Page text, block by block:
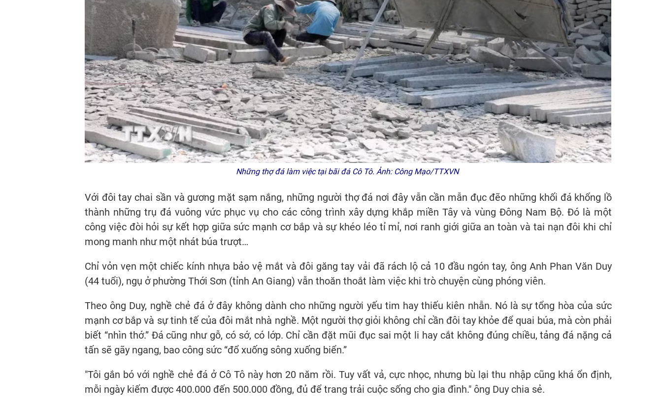
Những thợ đá làm việc tại bãi đá Cô Tô. Ảnh: Công Mạo/TTXVN
Với đôi tay chai sần và gương mặt sạm nắng, những người thợ đá nơi đây vẫn cần mẫn đục đẽo những khối đá khổng lồ
thành những trụ đá vuông vức phục vụ cho các công trình xây dựng khắp miền Tây và vùng Đông Nam Bộ. Đó là một
công việc đòi hỏi sự kết hợp giữa sức mạnh cơ bắp và sự khéo léo tỉ mỉ, nơi ranh giới giữa an toàn và tai nạn đôi khi chỉ
mong manh như một nhát búa trượt…
Chỉ vỏn vẹn một chiếc kính nhựa bảo vệ mắt và đôi găng tay vải đã rách lộ cả 10 đầu ngón tay, ông Anh Phan Văn Duy
(44 tuổi), ngụ ở phường Thới Sơn (tỉnh An Giang) vẫn thoăn thoắt làm việc khi trò chuyện cùng phóng viên.
Theo ông Duy, nghề chẻ đá ở đây không dành cho những người yếu tim hay thiếu kiên nhẫn. Nó là sự tổng hòa của sức
mạnh cơ bắp và sự tinh tế của đôi mắt nhà nghề. Một người thợ giỏi không chỉ cần đôi tay khỏe để quai búa, mà còn phải
biết “nhìn thớ.” Đá cũng như gỗ, có sớ, có lớp. Chỉ cần đặt mũi đục sai một li hay cắt không đúng chiều, tảng đá nặng cả
tấn sẽ gãy ngang, bao công sức “đổ xuống sông xuống biển.”
"Tôi gắn bó với nghề chẻ đá ở Cô Tô này hơn 20 năm rồi. Tuy vất vả, cực nhọc, nhưng bù lại thu nhập cũng khá ổn định,
mỗi ngày kiếm được 400.000 đến 500.000 đồng, đủ để trang trải cuộc sống cho gia đình." ông Duy chia sẻ.